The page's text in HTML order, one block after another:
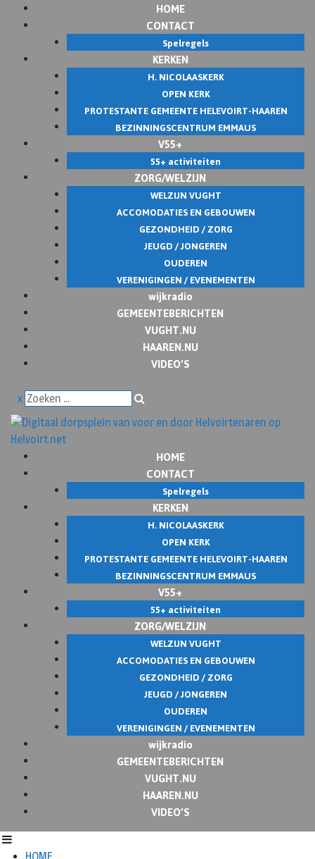
HOME
CONTACT
Spelregels
KERKEN
H. NICOLAASKERK
OPEN KERK
PROTESTANTE GEMEENTE HELEVOIRT-HAAREN
BEZINNINGSCENTRUM EMMAUS
V55+
55+ activiteiten
ZORG/WELZIJN
WELZIJN VUGHT
ACCOMODATIES EN GEBOUWEN
GEZONDHEID / ZORG
JEUGD / JONGEREN
OUDEREN
VERENIGINGEN / EVENEMENTEN
wijkradio
GEMEENTEBERICHTEN
VUGHT.NU
HAAREN.NU
VIDEO’S
x
HOME
CONTACT
Spelregels
KERKEN
H. NICOLAASKERK
OPEN KERK
PROTESTANTE GEMEENTE HELEVOIRT-HAAREN
BEZINNINGSCENTRUM EMMAUS
V55+
55+ activiteiten
ZORG/WELZIJN
WELZIJN VUGHT
ACCOMODATIES EN GEBOUWEN
GEZONDHEID / ZORG
JEUGD / JONGEREN
OUDEREN
VERENIGINGEN / EVENEMENTEN
wijkradio
GEMEENTEBERICHTEN
VUGHT.NU
HAAREN.NU
VIDEO’S